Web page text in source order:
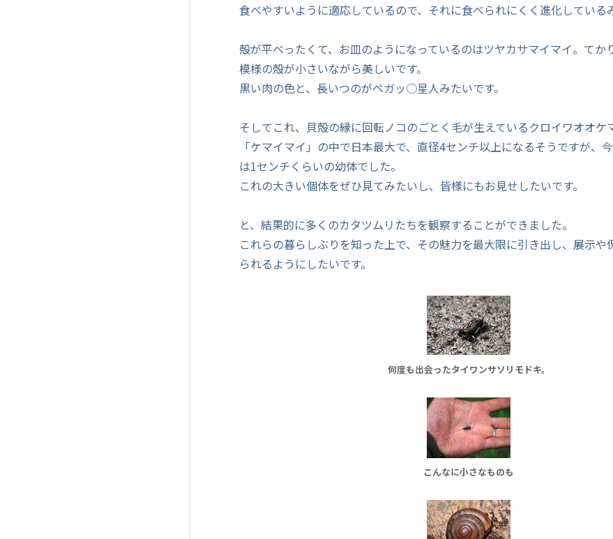
食べやすいように適応しているので、それに食べられにくく進化している
殻が平べったくて、お皿のようになっているのはツヤカサマイマイ。てか
模様の殻が小さいながら美しいです。
黒い肉の色と、長いつのがペガッ○星人みたいです。
そしてこれ、貝殻の縁に回転ノコのごとく毛が生えているクロイワオオケ
「ケマイマイ」の中で日本最大で、直径4センチ以上になるそうですが、
は1センチくらいの幼体でした。
これの大きい個体をぜひ見てみたいし、皆様にもお見せしたいです。
と、結果的に多くのカタツムリたちを観察することができました。
これらの暮らしぶりを知った上で、その魅力を最大限に引き出し、展示や
られるようにしたいです。
何度も出会ったタイワンサソリモドキ。
こんなに小さなものも